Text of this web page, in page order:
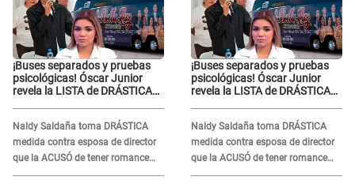
¡Buses separados y pruebas
psicológicas! Óscar Junior
revela la LISTA de DRÁSTICAS
en 'La Bella Luz' tras caso
Naldy Saldaña
Naldy Saldaña toma DRÁSTICA
medida contra esposa de director
que la ACUSÓ de tener romance
con él: "Muy triste..."
¡Buses separados y pruebas
psicológicas! Óscar Junior
revela la LISTA de DRÁSTICAS
en 'La Bella Luz' tras caso
Naldy Saldaña
Naldy Saldaña toma DRÁSTICA
medida contra esposa de director
que la ACUSÓ de tener romance
con él: "Muy triste..."